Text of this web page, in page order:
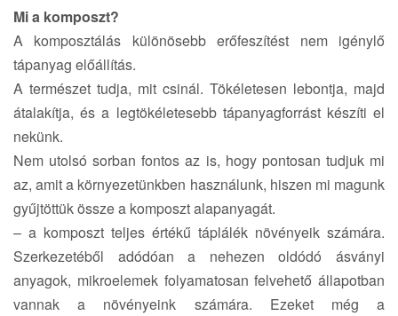
Mi a komposzt?
A komposztálás különösebb erőfeszítést nem igénylő
tápanyag előállítás.
A természet tudja, mit csinál. Tökéletesen lebontja, majd
átalakítja, és a legtökéletesebb tápanyagforrást készíti el
nekünk.
Nem utolsó sorban fontos az is, hogy pontosan tudjuk mi
az, amit a környezetünkben használunk, hiszen mi magunk
gyűjtöttük össze a komposzt alapanyagát.
– a komposzt teljes értékű táplálék növényeik számára.
Szerkezetéből adódóan a nehezen oldódó ásványi
anyagok, mikroelemek folyamatosan felvehető állapotban
vannak a növényeink számára. Ezeket még a